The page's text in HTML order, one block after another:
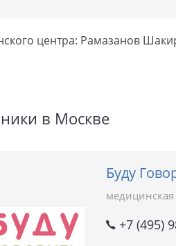
центра: Рамазанов
в Москве
Буду
+7 (495)